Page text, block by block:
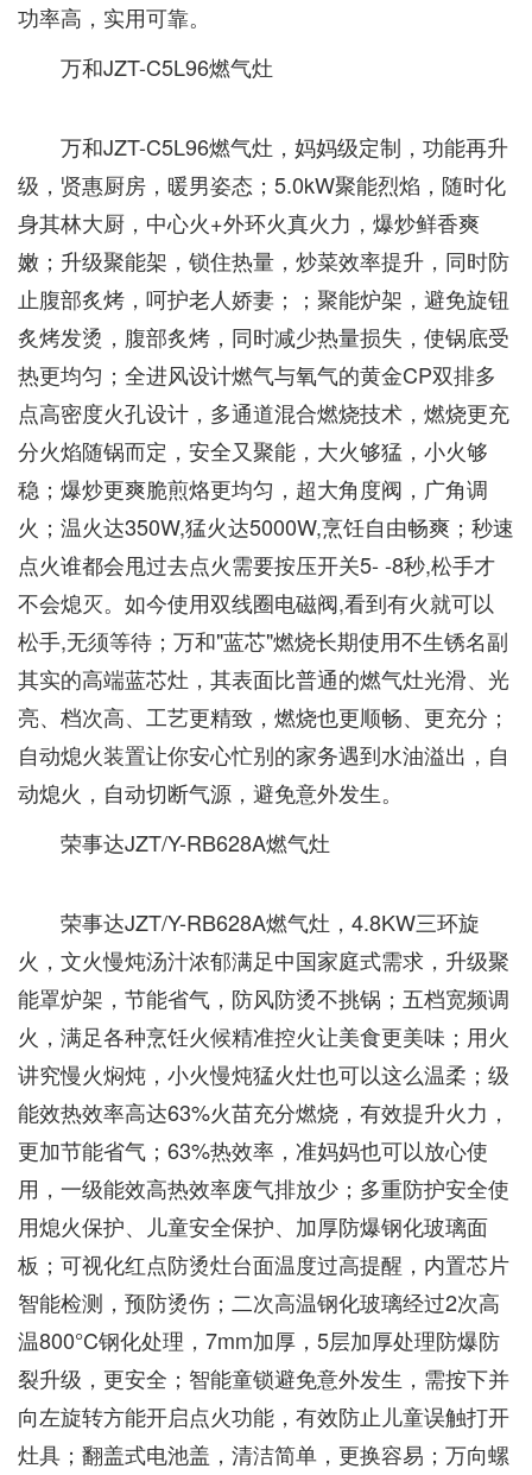
功率高，实用可靠。
万和JZT-C5L96燃气灶
万和JZT-C5L96燃气灶，妈妈级定制，功能再升
级，贤惠厨房，暖男姿态；5.0kW聚能烈焰，随时化
身其林大厨，中心火+外环火真火力，爆炒鲜香爽
嫩；升级聚能架，锁住热量，炒菜效率提升，同时防
止腹部炙烤，呵护老人娇妻；；聚能炉架，避免旋钮
炙烤发烫，腹部炙烤，同时减少热量损失，使锅底受
热更均匀；全进风设计燃气与氧气的黄金CP双排多
点高密度火孔设计，多通道混合燃烧技术，燃烧更充
分火焰随锅而定，安全又聚能，大火够猛，小火够
稳；爆炒更爽脆煎烙更均匀，超大角度阀，广角调
火；温火达350W,猛火达5000W,烹饪自由畅爽；秒速
点火谁都会甩过去点火需要按压开关5- -8秒,松手才
不会熄灭。如今使用双线圈电磁阀,看到有火就可以
松手,无须等待；万和"蓝芯"燃烧长期使用不生锈名副
其实的高端蓝芯灶，其表面比普通的燃气灶光滑、光
亮、档次高、工艺更精致，燃烧也更顺畅、更充分；
自动熄火装置让你安心忙别的家务遇到水油溢出，自
动熄火，自动切断气源，避免意外发生。
荣事达JZT/Y-RB628A燃气灶
荣事达JZT/Y-RB628A燃气灶，4.8KW三环旋
火，文火慢炖汤汁浓郁满足中国家庭式需求，升级聚
能罩炉架，节能省气，防风防烫不挑锅；五档宽频调
火，满足各种烹饪火候精准控火让美食更美味；用火
讲究慢火焖炖，小火慢炖猛火灶也可以这么温柔；级
能效热效率高达63%火苗充分燃烧，有效提升火力，
更加节能省气；63%热效率，准妈妈也可以放心使
用，一级能效高热效率废气排放少；多重防护安全使
用熄火保护、儿童安全保护、加厚防爆钢化玻璃面
板；可视化红点防烫灶台面温度过高提醒，内置芯片
智能检测，预防烫伤；二次高温钢化玻璃经过2次高
温800°C钢化处理，7mm加厚，5层加厚处理防爆防
裂升级，更安全；智能童锁避免意外发生，需按下并
向左旋转方能开启点火功能，有效防止儿童误触打开
灶具；翻盖式电池盖，清洁简单，更换容易；万向螺